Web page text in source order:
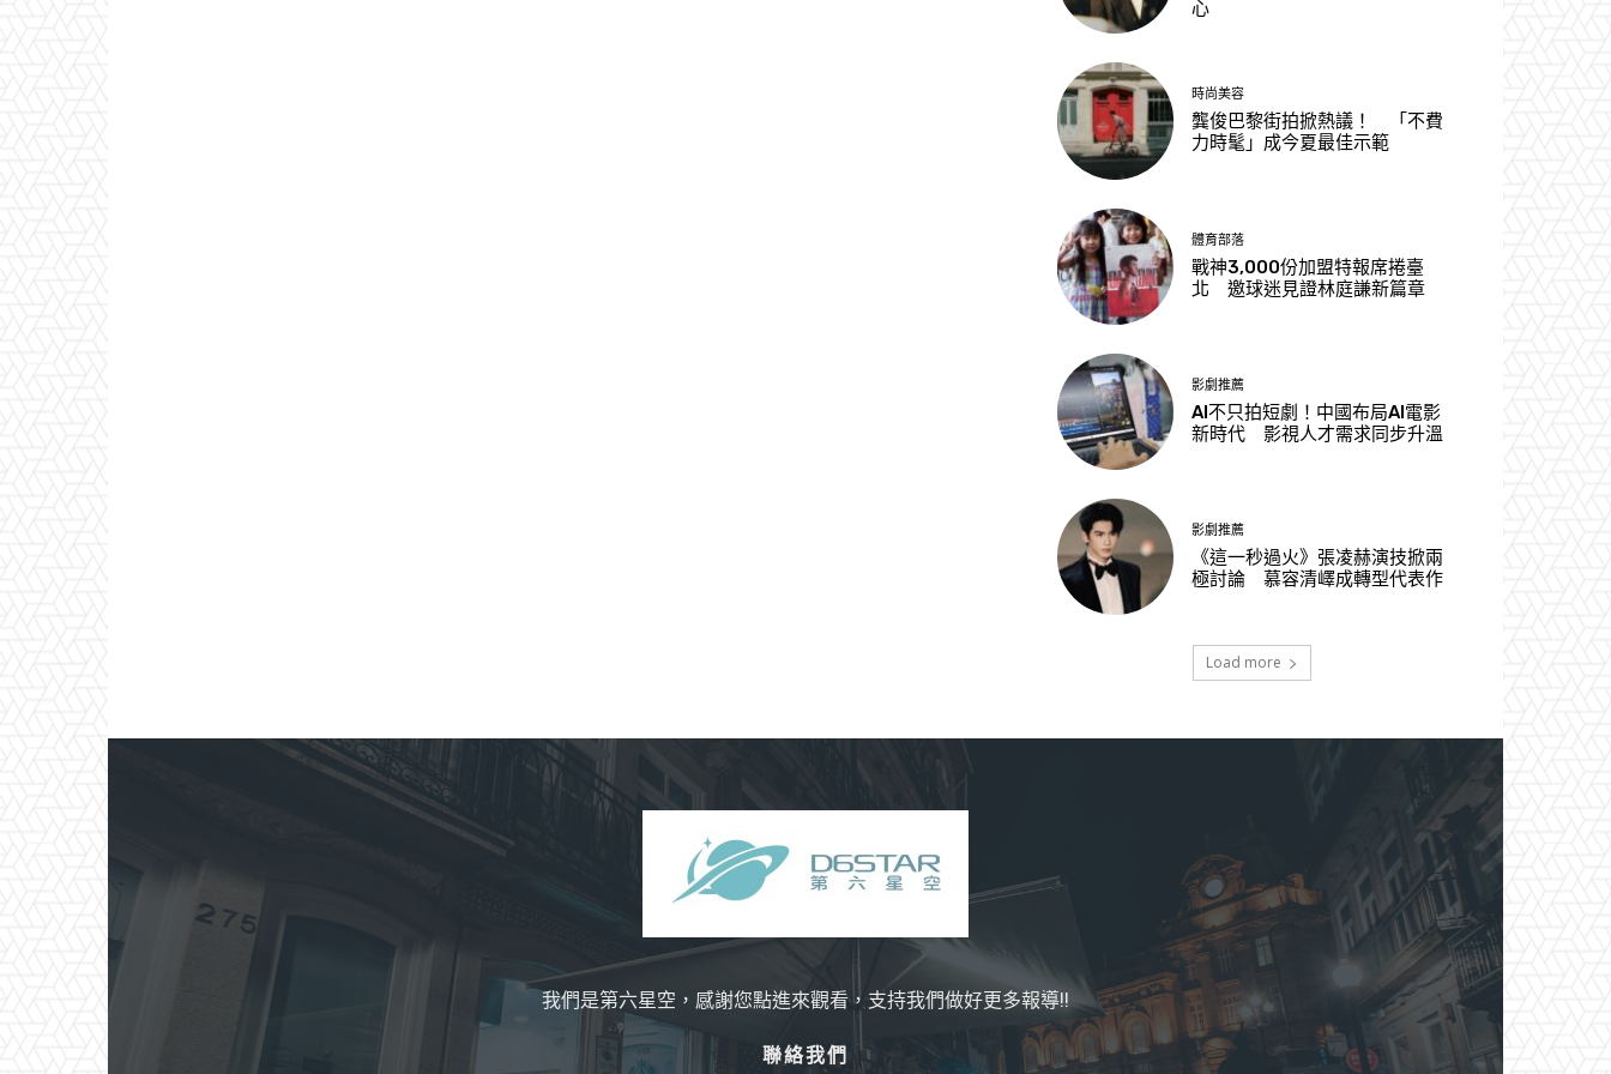
心
時尚美容
龔俊巴黎街拍掀熱議！ 「不費
力時髦」成今夏最佳示範
體育部落
戰神3,000份加盟特報席捲臺
北 邀球迷見證林庭謙新篇章
影劇推薦
AI不只拍短劇！中國布局AI電影
新時代 影視人才需求同步升溫
影劇推薦
《這一秒過火》張凌赫演技掀兩
極討論 慕容清嶧成轉型代表作
Load more
我們是第六星空，感謝您點進來觀看，支持我們做好更多報導!!
聯絡我們